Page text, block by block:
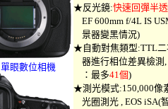
單眼數位相機
★反光鏡:快速回彈半
EF 600mm f/4L IS
景器變黑情況)
★自動對焦類型:TTL二
器進行相位差異檢測,
：最多41個)
★測光模式:150,000像
光圈測光 , EOS iSA(